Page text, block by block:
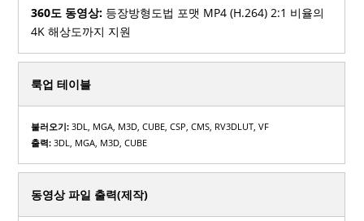
360도 동영상: 등장방형도법 포맷 MP4 (H.264) 2:1 비율의
4K 해상도까지 지원
룩업 테이블
불러오기:3DL, MGA, M3D, CUBE, CSP, CMS, RV3DLUT, VF
출력:3DL, MGA, M3D, CUBE
동영상 파일 출력(제작)